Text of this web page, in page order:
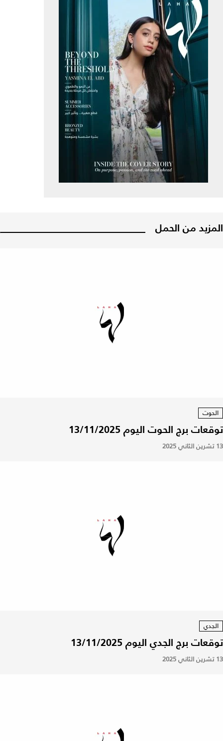
المزيد من الحمل
الحوت
توقعات برج الحوت اليوم 13/11/2025
13 تشرين الثاني 2025
الجدي
توقعات برج الجدي اليوم 13/11/2025
13 تشرين الثاني 2025